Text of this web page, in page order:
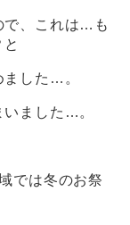
で、これは…も
ました…。
ました…。
では冬のお祭